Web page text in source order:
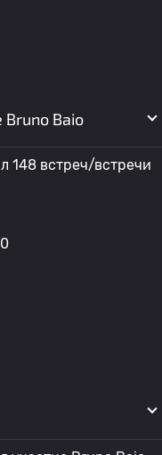
Bruno Baio
148 встреч/встречи